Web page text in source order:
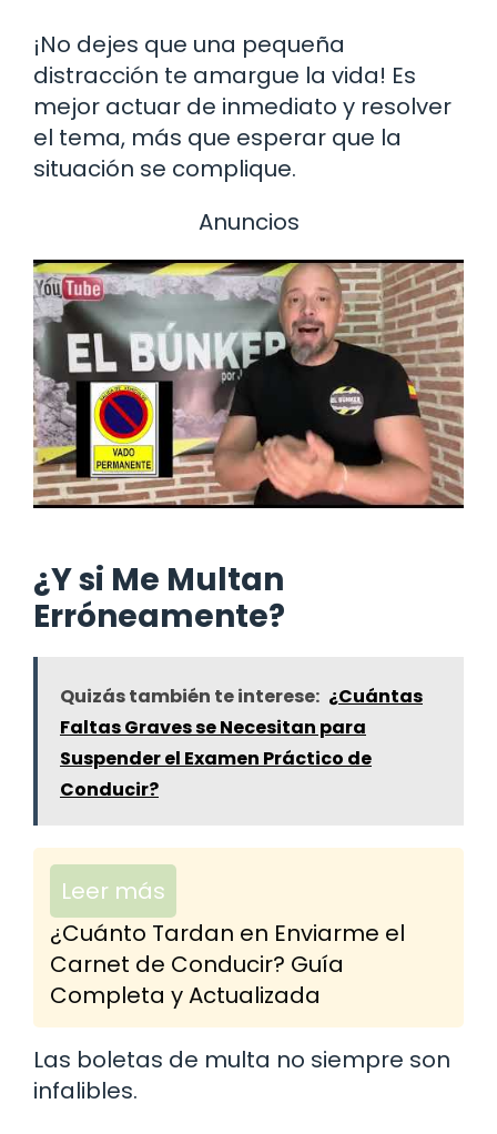
¡No dejes que una pequeña
distracción te amargue la vida! Es
mejor actuar de inmediato y resolver
el tema, más que esperar que la
situación se complique.
Anuncios
¿Y si Me Multan
Erróneamente?
Quizás también te interese: ¿Cuántas
Faltas Graves se Necesitan para
Suspender el Examen Práctico de
Conducir?
Leer más
¿Cuánto Tardan en Enviarme el
Carnet de Conducir? Guía
Completa y Actualizada
Las boletas de multa no siempre son
infalibles.